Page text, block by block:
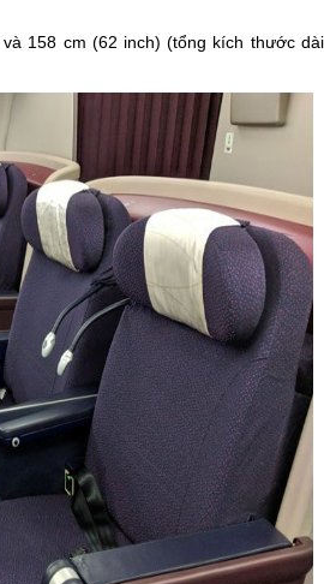
158 cm (62 inch) (tổng kích thước